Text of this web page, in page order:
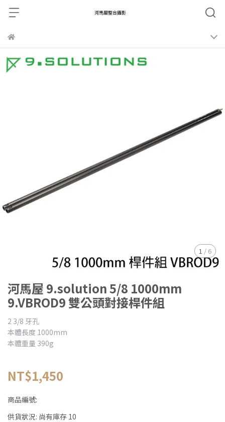
1 / 6
河馬屋 9.solution 5/8 1000mm
9.VBROD9 雙公頭對接桿件組
2 3/8 牙孔
本體長度 1000mm
本體重量 390g
NT$1,450
商品編號:
供貨狀況: 尚有庫存 10